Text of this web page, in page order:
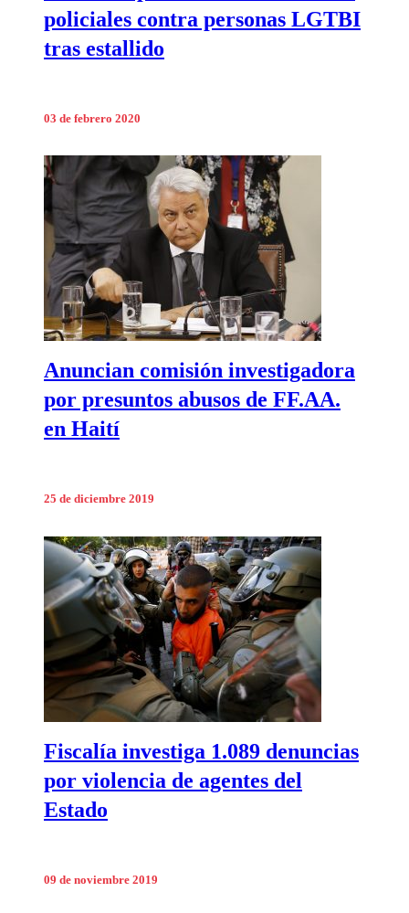
policiales contra personas LGTBI
tras estallido
03 de febrero 2020
Anuncian comisión investigadora
por presuntos abusos de FF.AA.
en Haití
25 de diciembre 2019
Fiscalía investiga 1.089 denuncias
por violencia de agentes del
Estado
09 de noviembre 2019